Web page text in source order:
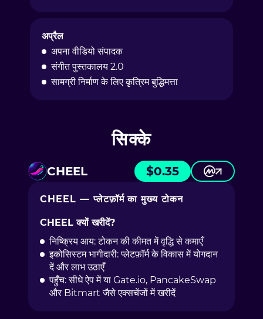
अप्रैल
अपना वीडियो संपादक
संगीत पुस्तकालय 2.0
सामग्री निर्माण के लिए कृत्रिम बुद्धिमत्ता
सिक्के
CHEEL $0.35
CHEEL — प्लेटफ़ॉर्म का मुख्य टोकन
CHEEL क्यों खरीदें?
निष्क्रिय आय: टोकन की कीमत में वृद्धि से कमाएँ
इकोसिस्टम भागीदारी: प्लेटफ़ॉर्म के विकास में योगदान
दें और लाभ उठाएँ
पहुँच: सीधे ऐप में या Gate.io, PancakeSwap
और Bitmart जैसे एक्सचेंजों में खरीदें